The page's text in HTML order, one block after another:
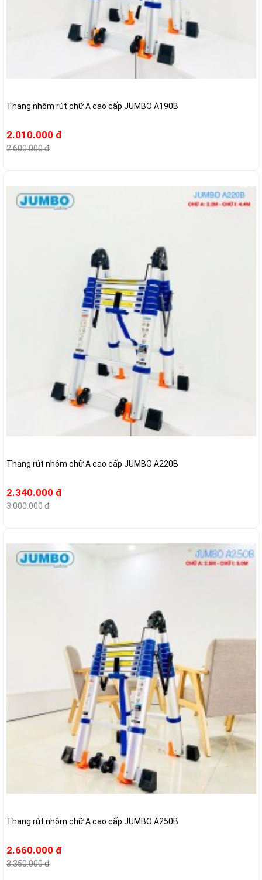
Thang nhôm rút chữ A cao cấp JUMBO A190B
2.010.000 đ
2.600.000 đ
-22%
Thang rút nhôm chữ A cao cấp JUMBO A220B
2.340.000 đ
3.000.000 đ
Thang rút nhôm chữ A cao cấp JUMBO A250B
2.660.000 đ
3.350.000 đ